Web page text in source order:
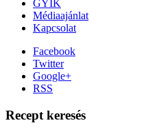
GYIK
Médiaajánlat
Kapcsolat
Facebook
Twitter
Google+
RSS
Recept keresés